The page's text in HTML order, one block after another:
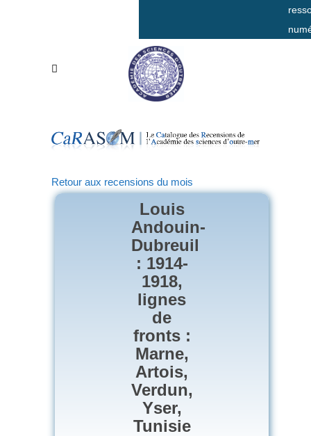
Retour aux recensions du mois
Louis
Andouin-
Dubreuil
: 1914-
1918,
lignes
de
fronts :
Marne,
Artois,
Verdun,
Yser,
Tunisie